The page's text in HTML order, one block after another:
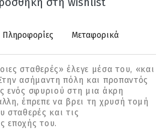
Πληροφορίες Μεταφορικά
σταθερές» έλεγε µέσα του, «και
ασήµαντη πόλη και προπαντός
ενός σφυριού στη µια άκρη
έπρεπε να βρει τη χρυσή τοµή
σταθερές και τις
εποχής του.